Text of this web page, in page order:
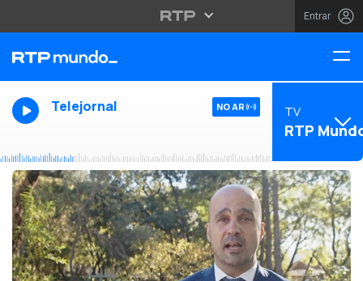
Entrar
Telejornal NO AR TV
RTP